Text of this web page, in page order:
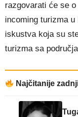
razgovarati će se
incoming turizma
iskustva koja su
turizma sa
Najčitanije